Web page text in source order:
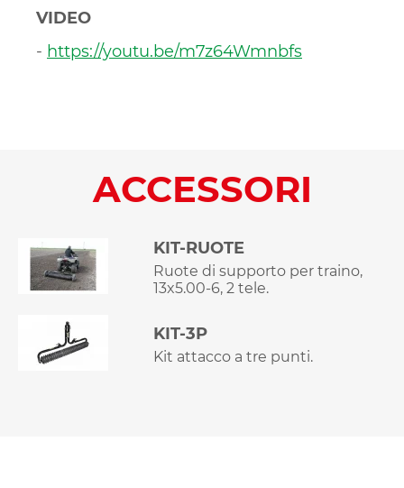
VIDEO
- https://youtu.be/m7z64Wmnbfs
ACCESSORI
KIT-RUOTE
Ruote di supporto per traino,
13x5.00-6, 2 tele.
KIT-3P
Kit attacco a tre punti.